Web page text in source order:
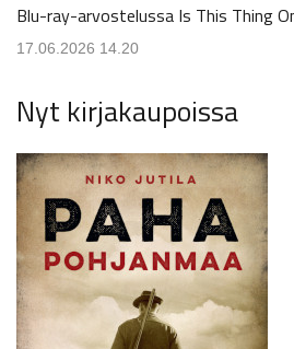
Blu-ray-arvostelussa Is This Thing
17.06.2026 14.20
Nyt kirjakaupoissa